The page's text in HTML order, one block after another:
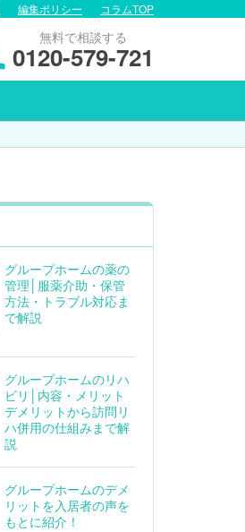
編集ポリシー コラムTOP
無料で相談する
0120-579-721
グループホームの薬の
管理│服薬介助・保管
方法・トラブル対応ま
で解説
グループホームのリハ
ビリ│内容・メリット
デメリットから訪問リ
ハ併用の仕組みまで解
説
グループホームのデメ
リットを入居者の声を
もとに紹介！